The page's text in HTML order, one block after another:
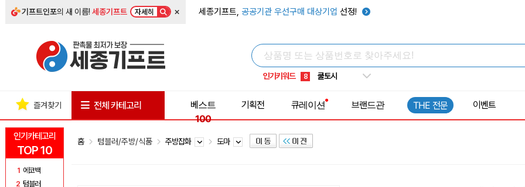
기프트인포의 새 이름!세종기프트 자세히 × 세종기프트, 공공기관 우선구매 대상기업 선정!
인기키워드
5 키캡
8 쿨토시
9 넥쿨러
1 선풍기
인기카테고리
TOP 10
1 에코백
2 텀블러
즐겨찾기 전체 카테고리
베스트
100
기획전 큐레이션 브랜드관 THE 전문 이벤트
홈 텀블러/주방/식품 주방잡화 도마